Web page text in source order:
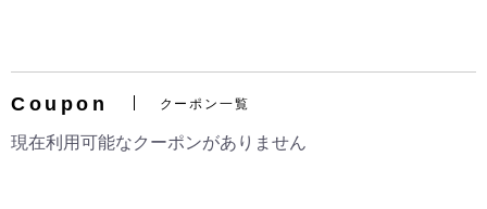
Coupon クーポン一覧
現在利用可能なクーポンがありません